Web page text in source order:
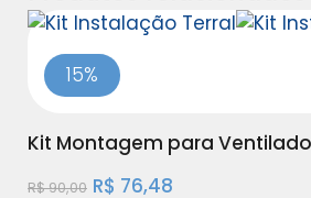
15%
Kit Montagem para
R$90,00 R$ 76,48